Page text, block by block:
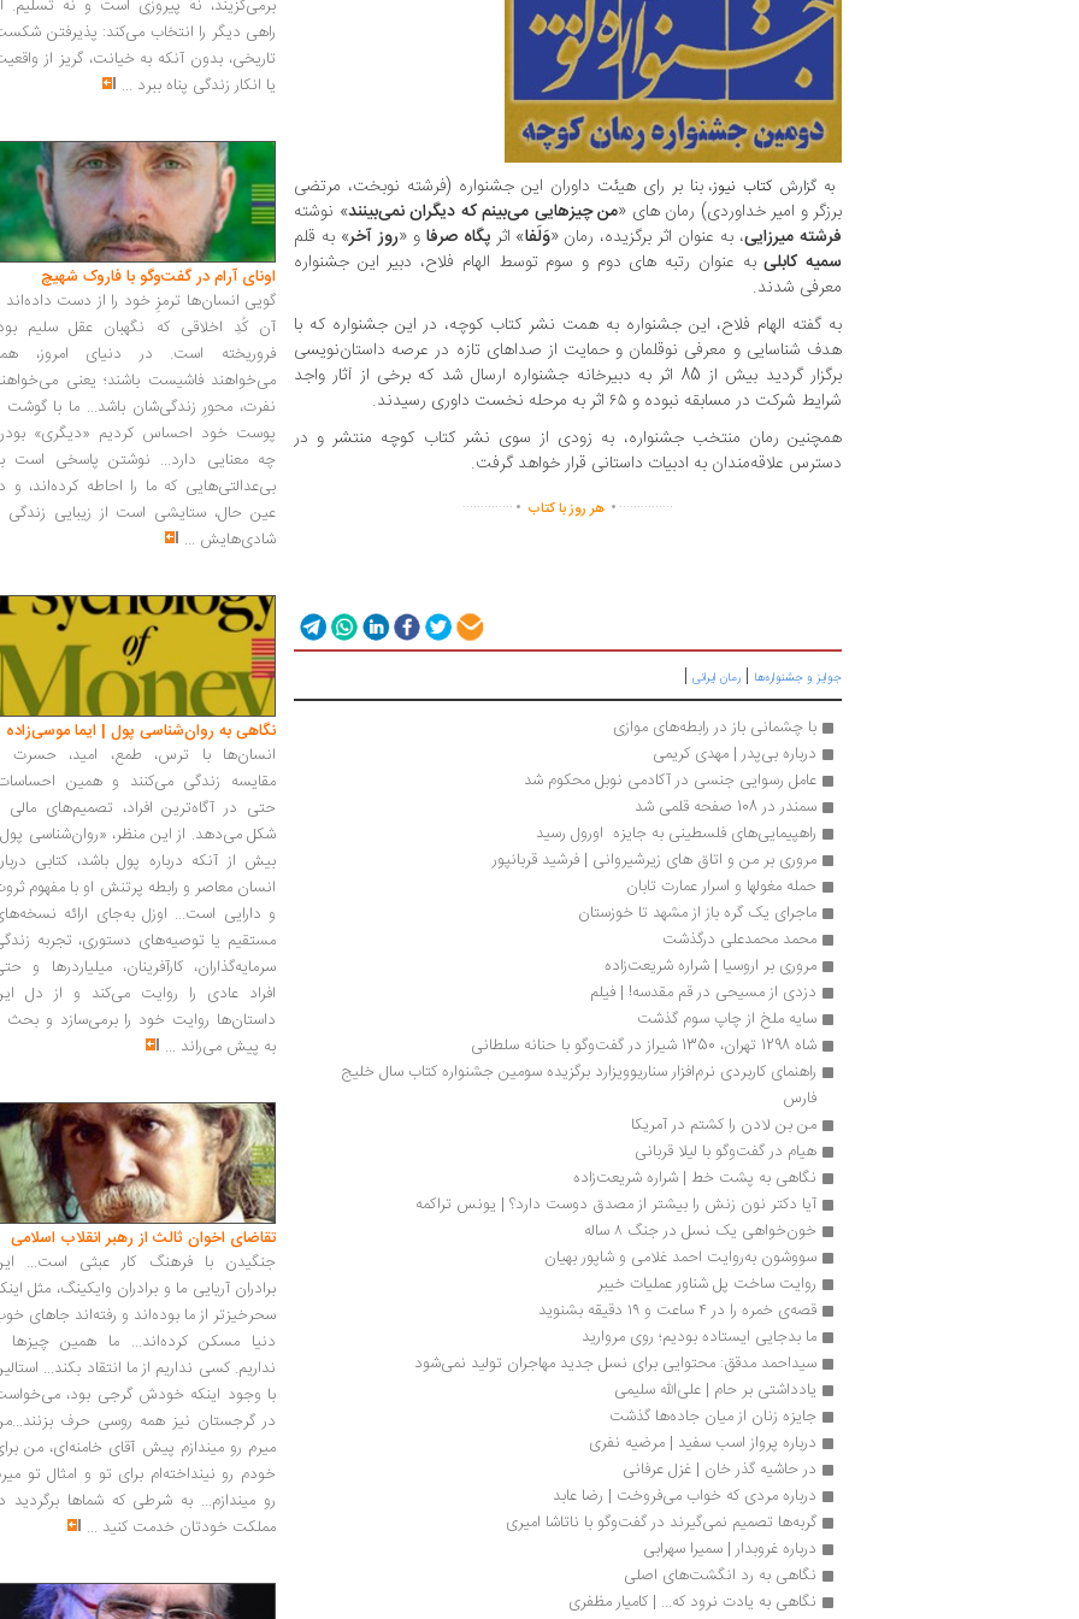
به گزارش کتاب نیوز، بنا بر رای هیئت داوران این جشنواره (فرشته نوبخت، مرتضی
برزگر و امیر خداوردی) رمان های «من چیزهایی می‌بینم که دیگران نمی‌بینند» نوشته
فرشته میرزایی، به عنوان اثر برگزیده، رمان «وَلَفا» اثرپگاه صرفا و «روز آخر» به قلم
سمیه کابلیبه عنوان رتبه های دوم و سوم توسط الهام فلاح، دبیر این جشنواره
معرفی شدند.
به گفته الهام فلاح، این جشنواره به همت نشر کتاب کوچه، در این جشنواره که با
هدف شناسایی و معرفی نوقلمان و حمایت از صداهای تازه در عرصه داستان‌نویسی
برگزار گردید بیش از 85 اثر به دبیرخانه جشنواره ارسال شد که برخی از آثار واجد
شرایط شرکت در مسابقه نبوده و ۶۵ اثر به مرحله‌ نخست داوری رسیدند.
همچنین رمان منتخب جشنواره، به زودی از سوی نشر کتاب کوچه منتشر و در
دسترس علاقه‌مندان به ادبیات داستانی قرار خواهد گرفت.
...............
. هر روز با کتاب .
..............
جوایز و جشنواره‌ها | رمان ایرانی |
با چشمانی باز در رابطه‌های موازی
درباره بی‌پدر | مهدی کریمی
عامل رسوایی جنسی در آکادمی نوبل محکوم شد
سمندر در 108 صفحه قلمی شد
راهپیمایی‌های فلسطینی به جایزه  اورول رسید
مروری بر من و اتاق های زیرشیروانی | فرشید قربانپور
حمله مغولها و اسرار عمارت تابان
ماجرای یک گره باز از مشهد تا خوزستان
محمد محمدعلی درگذشت
مروری بر اروسیا | شراره شریعت‌زاده
دزدی از مسیحی در قم مقدسه! | فیلم
سایه ملخ از چاپ سوم گذشت
شاه 1298 تهران، 1350 شیراز در گفت‌وگو با حنانه سلطانی
فارس
من بن لادن را کشتم در آمریکا
هیام در گفت‌وگو با لیلا قربانی
نگاهی به پشت خط | شراره شریعت‌زاده
آیا دکتر نون زنش را بیشتر از مصدق دوست دارد؟ | یونس تراکمه
خون‌خواهی یک نسل در جنگ ۸ ساله
سووشون به‌روایت احمد غلامی و شاپور بهیان
روایت ساخت پل شناور عملیات خیبر
قصه‌ی خمره را در ۴ ساعت و ۱۹ دقیقه بشنوید
ما بدجایی ایستاده بودیم؛ روی مروارید
سیداحمد مدقق: محتوایی برای نسل جدید مهاجران تولید نمی‌شود
یادداشتی بر حام | علی‌الله سلیمی
جایزه زنان از میان جاده‌ها گذشت
درباره پرواز اسب سفید | مرضیه نفری
در حاشیه گذر خان | غزل عرفانی
درباره مردی که خواب می‌‌‌فروخت | رضا عابد
گربه‌ها تصمیم نمی‌گیرند در گفت‌وگو با ناتاشا امیری
درباره غروبدار | سمیرا سهرابی
نگاهی به رد انگشت‌های اصلی
نگاهی به یادت نرود که... | کامیار مظفری
برمی‌گزیند، نه پیروزی است و نه تسلیم.
راهی دیگر را انتخاب می‌کند: پذیرفتن
تاریخی، بدون آنکه به خیانت، گریز از
یا انکار زندگی پناه ببرد ...
اونای آرام در گفت‌وگو با فاروک شهیچ‭
گویی انسان‌ها ترمزِ خود را از دست داده‌اند
آن کُدِ اخلاقی که نگهبان عقل سلیم
فروریخته است. در دنیای امروز،
می‌خواهند فاشیست باشند؛ یعنی
نفرت، محورِ زندگی‌شان باشد... ما با گوشت
پوست خود احساس کردیم «دیگری»
چه معنایی دارد... نوشتن پاسخی است
بی‌عدالتی‌هایی که ما را احاطه کرده‌اند، و
عین حال، ستایشی است از زیبایی زندگی
شادی‌هایش ...
نگاهی به روان‌شناسی پول | ایما موسی‌زاده
انسان‌ها با ترس، طمع، امید، حسرت
مقایسه زندگی می‌کنند و همین
حتی در آگاه‌ترین افراد، تصمیم‌های مالی
شکل می‌دهد. از این منظر، «روان‌شناسی
بیش از آنکه درباره پول باشد، کتابی
انسان معاصر و رابطه پرتنش او با مفهوم
و دارایی است... اوزل به‌جای ارائه
مستقیم یا توصیه‌های دستوری، تجربه
سرمایه‌گذاران، کارآفرینان، میلیاردرها و
افراد عادی را روایت می‌کند و از دل
داستان‌ها روایت خود را برمی‌سازد و بحث
به پیش می‌راند ...
تقاضای اخوان ثالث از رهبر انقلاب اسلامی
جنگیدن با فرهنگ کار عبثی است...
برادران آریایی ما و برادران وایکینگ، مثل
سحرخیزتر از ما بوده‌اند و رفته‌اند جاهای
دنیا مسکن کرده‌اند... ما همین چیزها
نداریم. کسی نداریم از ما انتقاد بکند...
با وجود اینکه خودش گرجی بود،
در گرجستان نیز همه روسی حرف
میرم رو میندازم پیش آقای خامنه‌ای، من
خودم رو نینداخته‌ام برای تو و امثال تو
رو میندازم... به شرطی که شماها برگردید
مملکت خودتان خدمت کنید ...